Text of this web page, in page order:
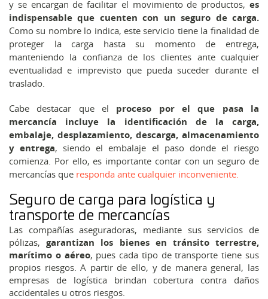
y se encargan de facilitar el movimiento de productos, es
indispensable que cuenten con un seguro de carga.
Como su nombre lo indica, este servicio tiene la finalidad de
proteger la carga hasta su momento de entrega,
manteniendo la confianza de los clientes ante cualquier
eventualidad e imprevisto que pueda suceder durante el
traslado.
Cabe destacar que el proceso por el que pasa la
mercancía incluye la identificación de la carga,
embalaje, desplazamiento, descarga, almacenamiento
y entrega, siendo el embalaje el paso donde el riesgo
comienza. Por ello, es importante contar con un seguro de
mercancías que responda ante cualquier inconveniente.
Seguro de carga para logística y
transporte de mercancías
Las compañías aseguradoras, mediante sus servicios de
pólizas,garantizan los bienes en tránsito terrestre,
marítimo o aéreo, pues cada tipo de transporte tiene sus
propios riesgos. A partir de ello, y de manera general, las
empresas de logística brindan cobertura contra daños
accidentales u otros riesgos.